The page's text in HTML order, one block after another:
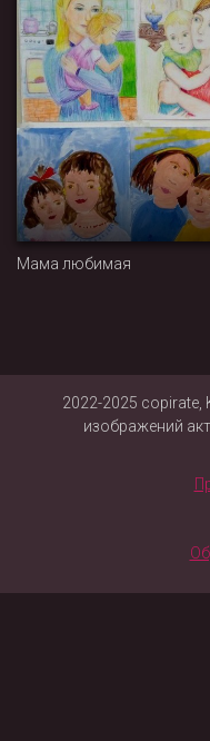
Мама любимая
2022-2025 copirate,
изображений